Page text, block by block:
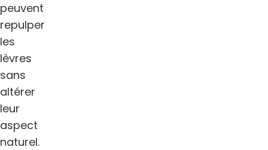
peuvent
repulper
les
lèvres
sans
altérer
leur
aspect
naturel.